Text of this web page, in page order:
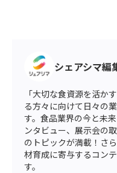
シェアシマ編
「大切な食資源を活か
る方々に向けて日々の
す。食品業界の今と未
ンタビュー、展示会の
のトピックが満載！さ
材育成に寄与するコン
す。